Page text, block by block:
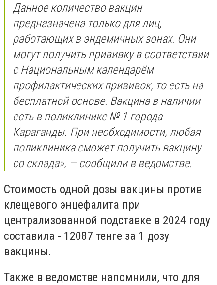
Данное количество вакцин
предназначена только для лиц,
работающих в эндемичных зонах. Они
могут получить прививку в соответствии
с Национальным календарём
профилактических прививок, то есть на
бесплатной основе. Вакцина в наличии
есть в поликлинике № 1 города
Караганды. При необходимости, любая
поликлиника сможет получить вакцину
со склада», — сообщили в ведомстве.
Стоимость одной дозы вакцины против
клещевого энцефалита при
централизованной подставке в 2024 году
составила - 12087 тенге за 1 дозу
вакцины.
Также в ведомстве напомнили, что для